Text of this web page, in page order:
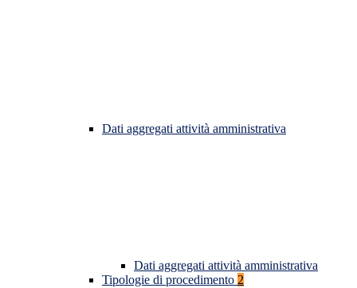
Dati aggregati attività amministrativa
Dati aggregati attività amministrativa
Tipologie di procedimento 2